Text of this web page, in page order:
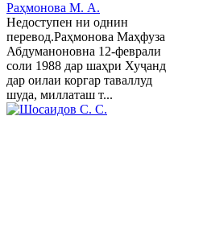
Раҳмонова М. А.
Недоступен ни однин
перевод.Раҳмонова Маҳфуза
Абдуманоновна 12-феврали
соли 1988 дар шаҳри Хуҷанд
дар оилаи коргар таваллуд
шуда, миллаташ т...